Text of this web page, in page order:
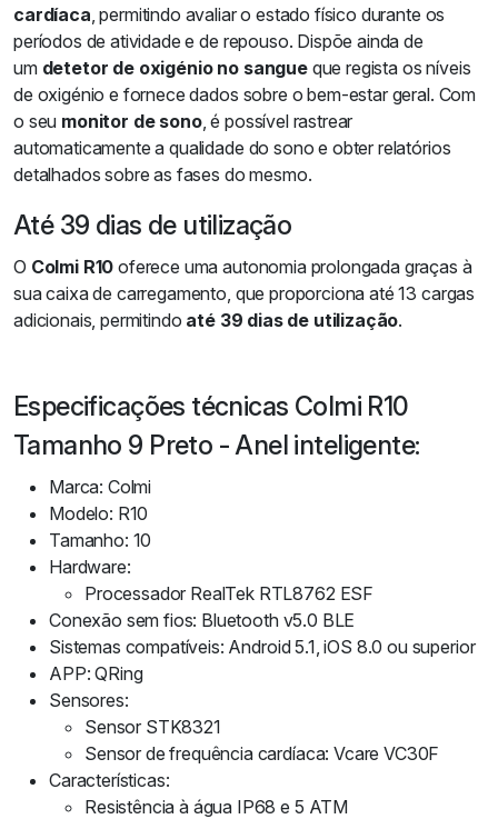
cardíaca , permitindo avaliar o estado físico durante os
períodos de atividade e de repouso. Dispõe ainda de
um detetor de oxigénio no sangueque regista os níveis
de oxigénio e fornece dados sobre o bem-estar geral. Com
o seu monitor de sono, é possível rastrear
automaticamente a qualidade do sono e obter relatórios
detalhados sobre as fases do mesmo.
Até 39 dias de utilização
O Colmi R10 oferece uma autonomia prolongada graças à
sua caixa de carregamento, que proporciona até 13 cargas
adicionais, permitindo até 39 dias de utilização.
Especificações técnicas Colmi R10
Tamanho 9 Preto - Anel inteligente:
Marca: Colmi
Modelo: R10
Tamanho: 10
Hardware:
Processador RealTek RTL8762 ESF
Conexão sem fios: Bluetooth v5.0 BLE
Sistemas compatíveis: Android 5.1, iOS 8.0 ou superior
APP: QRing
Sensores:
Sensor STK8321
Sensor de frequência cardíaca: Vcare VC30F
Características:
Resistência à água IP68 e 5 ATM